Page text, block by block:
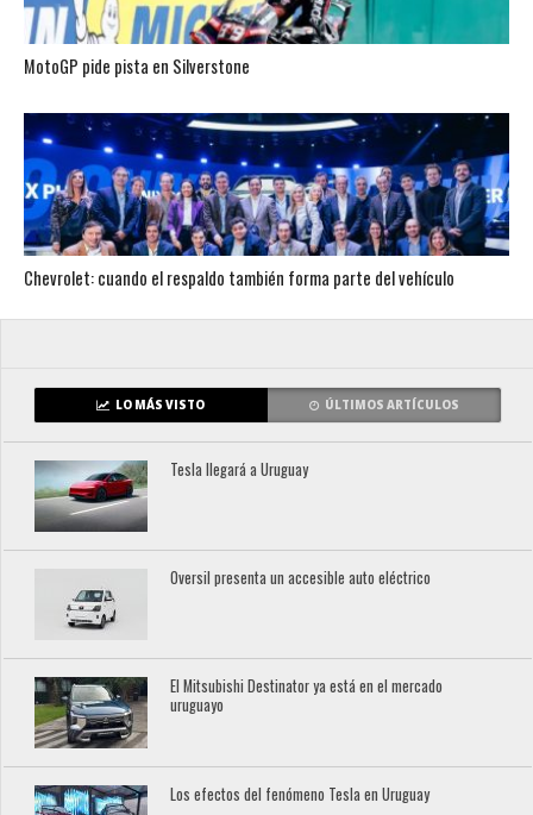
MotoGP pide pista en Silverstone
Chevrolet: cuando el respaldo también forma parte del vehículo
LO MÁS VISTO ÚLTIMOS ARTÍCULOS
Tesla llegará a Uruguay
Oversil presenta un accesible auto eléctrico
El Mitsubishi Destinator ya está en el mercado
uruguayo
Los efectos del fenómeno Tesla en Uruguay